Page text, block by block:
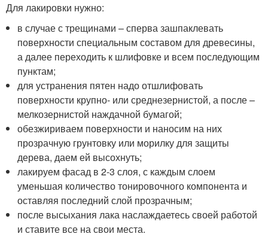
Для лакировки нужно:
в случае с трещинами – сперва зашпаклевать
поверхности специальным составом для древесины,
а далее переходить к шлифовке и всем последующим
пунктам;
для устранения пятен надо отшлифовать
поверхности крупно- или среднезернистой, а после –
мелкозернистой наждачной бумагой;
обезжириваем поверхности и наносим на них
прозрачную грунтовку или морилку для защиты
дерева, даем ей высохнуть;
лакируем фасад в 2-3 слоя, с каждым слоем
уменьшая количество тонировочного компонента и
оставляя последний слой прозрачным;
после высыхания лака наслаждаетесь своей работой
и ставите все на свои места.